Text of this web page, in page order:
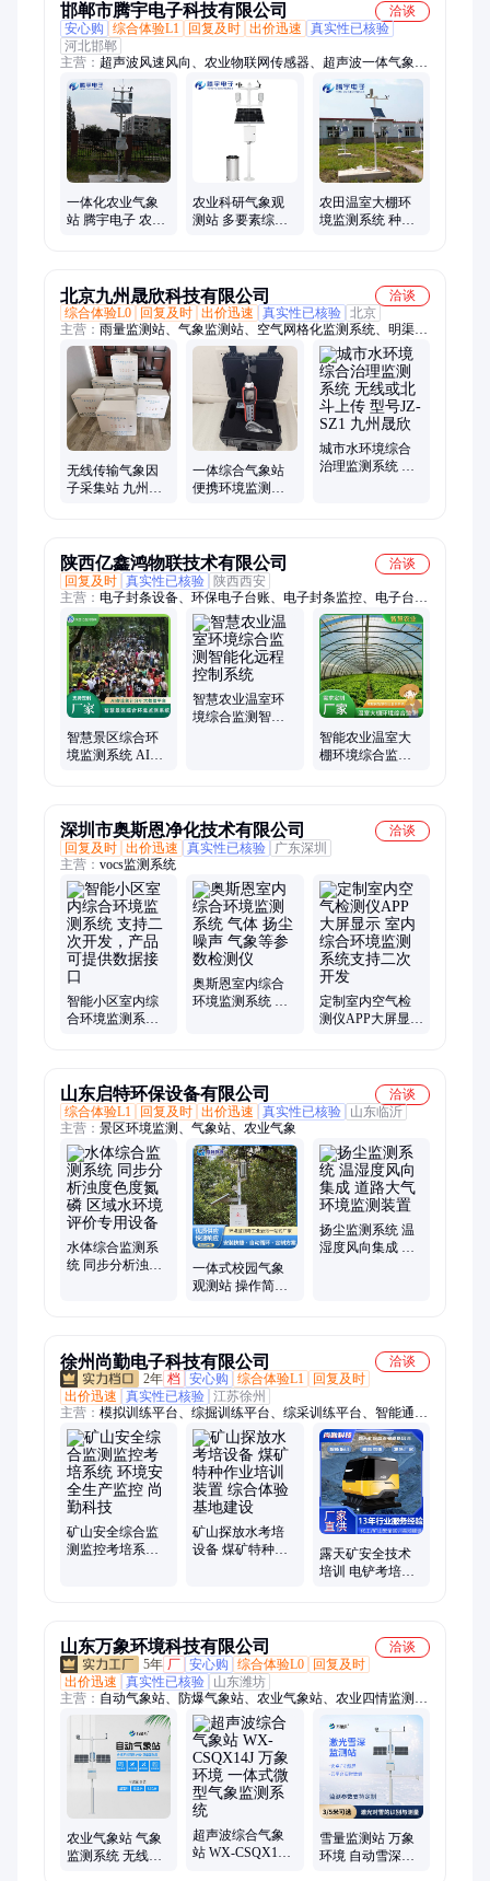
邯郸市腾宇电子科技有限公司
洽谈
安心购
综合体验L1 回复及时 出价迅速
真实性已核验
河北邯郸
主营： 超声波风速风向、农业物联网传感器、超声波一体气象
站、农田小气候观测系统、雨量监测站、气象站、翻斗雨量计、
农业智能物联网传感器、检测仪、雨量计、气象仪、水位计、传
感器、报警器、超声波、测雨计
一体化农业气象
站 腾宇电子 农作
农业科研气象观
测站 多要素综合
农田温室大棚环
境监测系统 种植
北京九州晟欣科技有限公司
洽谈
综合体验L0
回复及时 出价迅速 真实性已核验 北京
主营： 雨量监测站、气象监测站、空气网格化监测系统、明渠流
速流量监测站、植物生长监测系统、湿地水质监测系统、土壤棵
间蒸发器、雷达水位雨量站、植被覆盖度测量仪
无线传输气象因
子采集站 九州晟
一体综合气象站
便携环境监测系
城市水环境综合
治理监测系统 无
陕西亿鑫鸿物联技术有限公司
洽谈
回复及时 真实性已核验 陕西西安
主营： 电子封条设备、环保电子台账、电子封条监控、电子台账
系统、能耗监测、煤矿电子封条、明厨亮灶、加油站税控、烟花
爆竹安全风险预警、化工厂人员定位
智慧景区综合环
境监测系统 AI客
智慧农业温室环
境综合监测智能
智能农业温室大
棚环境综合监测
深圳市奥斯恩净化技术有限公司
洽谈
回复及时 出价迅速 真实性已核验
广东深圳
主营： vocs监测系统
智能小区室内综
合环境监测系统
奥斯恩室内综合
环境监测系统 气
定制室内空气检
测仪APP大屏显示
山东启特环保设备有限公司
洽谈
综合体验L1
回复及时 出价迅速 真实性已核验
山东临沂
主营： 景区环境监测、气象站、农业气象
水体综合监测系
统 同步分析浊度
一体式校园气象
观测站 操作简单
扬尘监测系统 温
湿度风向集成 道
徐州尚勤电子科技有限公司
洽谈
2年 档 安心购 综合体验L1
回复及时
出价迅速
真实性已核验 江苏徐州
主营： 模拟训练平台、综掘训练平台、综采训练平台、智能通风
系统、矿山安全实训基地、煤矿培训设备、煤矿安全教学、矿山
培训设备
矿山安全综合监
测监控考培系统
矿山探放水考培
设备 煤矿特种作
露天矿安全技术
培训 电铲考培装
山东万象环境科技有限公司
洽谈
5年 厂 安心购 综合体验L0
回复及时
出价迅速
真实性已核验
山东潍坊
主营： 自动气象站、防爆气象站、农业气象站、农业四情监测系
统、水质监测站、水质监测系统、水文监测站、位移监测站、负
氧离子监测系统、负氧离子监测站、土壤墒情监测系统、土壤墒
情监测站、便携气象站、手持气象站、光伏气象站、el检测仪、
虫情测报灯、孢子捕捉仪、水质分析仪、校园气象站、风速仪、
微气象仪、微气象传感器、测深仪、流速仪
农业气象站 气象
监测系统 无线农
超声波综合气象
站 WX-CSQX14J
雪量监测站 万象
环境 自动雪深监